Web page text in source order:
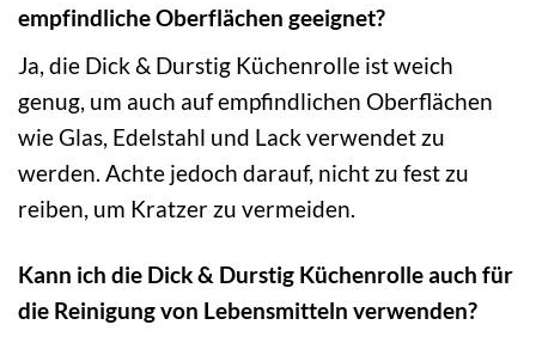
empfindliche Oberflächen geeignet?
Ja, die Dick & Durstig Küchenrolle ist weich
genug, um auch auf empfindlichen Oberflächen
wie Glas, Edelstahl und Lack verwendet zu
werden. Achte jedoch darauf, nicht zu fest zu
reiben, um Kratzer zu vermeiden.
Kann ich die Dick & Durstig Küchenrolle auch für
die Reinigung von Lebensmitteln verwenden?